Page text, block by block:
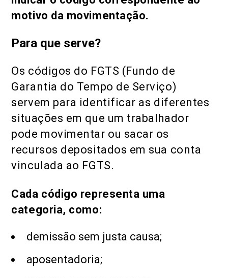
motivo da movimentação.
Para que serve?
Os códigos do FGTS (Fundo de
Garantia do Tempo de Serviço)
servem para identificar as diferentes
situações em que um trabalhador
pode movimentar ou sacar os
recursos depositados em sua conta
vinculada ao FGTS.
Cada código representa uma
categoria, como:
demissão sem justa causa;
aposentadoria;